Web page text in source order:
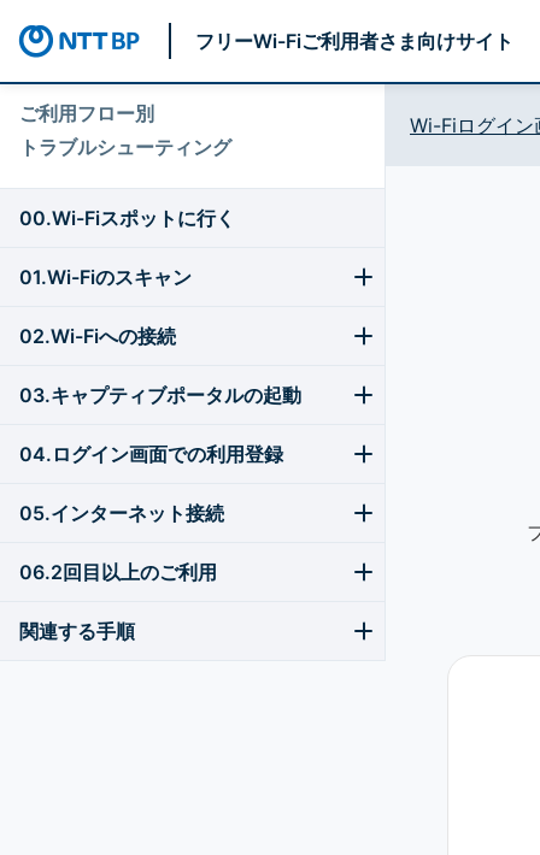
フリーWi-Fiご利用者さま向けサイト
ご利用フロー別
トラブルシューティング
00.Wi-Fiスポットに行く
01.Wi-Fiのスキャン
02.Wi-Fiへの接続
03.キャプティブポータルの起動
04.ログイン画面での利用登録
05.インターネット接続
06.2回目以上のご利用
関連する手順
Wi-Fiログイン